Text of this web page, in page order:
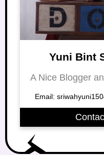
Yuni Bint
A Nice Blogger
Email: